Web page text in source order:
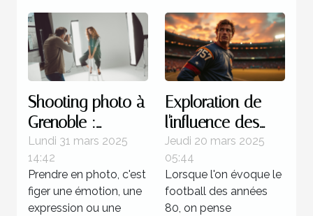
Shooting photo à
Grenoble :
immortalisez vos
moments avec
un professionnel
Lundi 31 mars 2025
14:42
Prendre en photo, c'est
figer une émotion, une
expression ou une
Exploration de
l'influence des
stratégies
offensives dans
le football des
années 80
Jeudi 20 mars 2025
05:44
Lorsque l'on évoque le
football des années
80, on pense